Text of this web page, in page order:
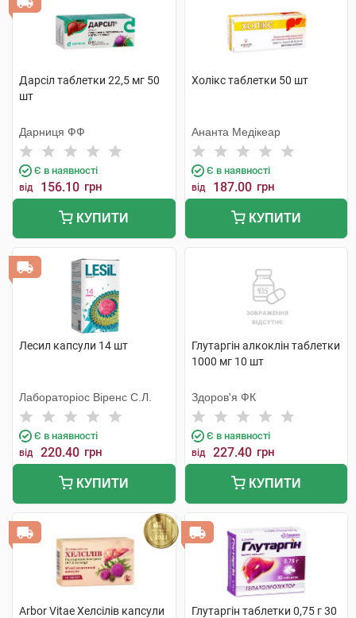
Дарсіл таблетки 22,5 мг 50
шт
Дарниця ФФ
Є в наявності
від 156.10 грн
КУПИТИ
Холікс таблетки 50 шт
Ананта Медікеар
Є в наявності
від 187.00 грн
КУПИТИ
Лесил капсули 14 шт
Лабораторіос Віренс С.Л.
Є в наявності
від 220.40 грн
КУПИТИ
Глутаргiн алкоклiн таблетки
1000 мг 10 шт
Здоров'я ФК
Є в наявності
від 227.40 грн
КУПИТИ
Arbor Vitae Хелсілів капсули
Глутаргін таблетки 0,75 г 30